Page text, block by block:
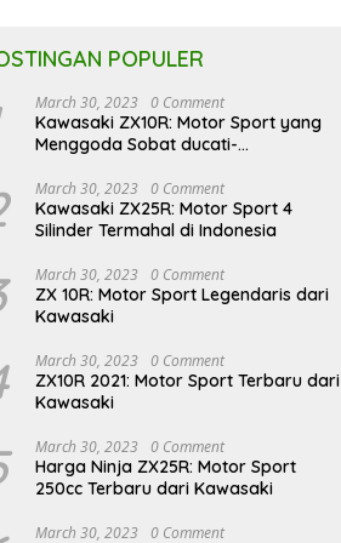
POPULER
March 30, 2023 0 Comment
Kawasaki ZX10R: Motor Sport yang
Menggoda Sobat ducati-
March 30, 2023 0 Comment
Kawasaki ZX25R: Motor Sport 4
Silinder Termahal di Indonesia
March 30, 2023 0 Comment
ZX 10R: Motor Sport Legendaris dari
Kawasaki
March 30, 2023 0 Comment
ZX10R 2021: Motor Sport Terbaru dari
Kawasaki
March 30, 2023 0 Comment
Harga Ninja ZX25R: Motor Sport
250cc Terbaru dari Kawasaki
March 30, 2023 0 Comment